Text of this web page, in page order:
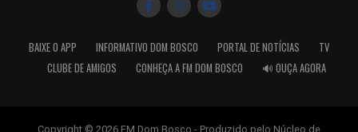
BAIXE O APP INFORMATIVO DOM BOSCO PORTAL DE NOTÍCIAS
TV
CLUBE DE AMIGOS
CONHEÇA A FM DOM BOSCO 🔊 OUÇA AGORA
Copyright © 2026 FM Dom Bosco - Produzido pelo Núcleo de